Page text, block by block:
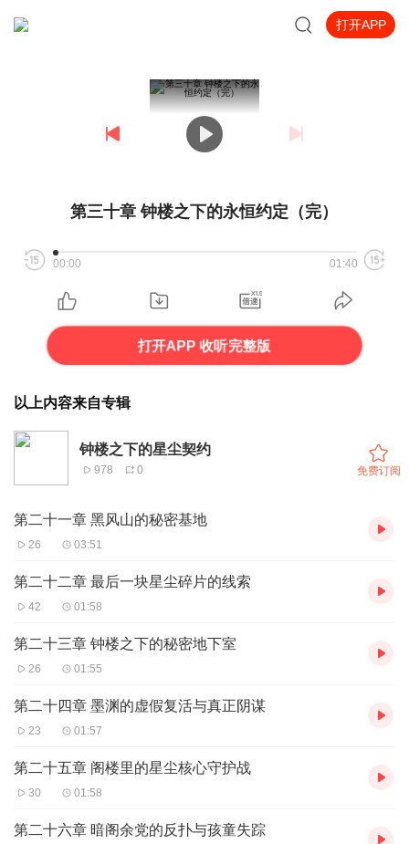
打开APP
第三十章 钟楼之下的永恒约定（完）
00:00 01:40
打开APP 收听完整版
以上内容来自专辑
钟楼之下的星尘契约
978 0 免费订阅
第二十一章 黑风山的秘密基地
26 03:51
第二十二章 最后一块星尘碎片的线索
42 01:58
第二十三章 钟楼之下的秘密地下室
26 01:55
第二十四章 墨渊的虚假复活与真正阴谋
23 01:57
第二十五章 阁楼里的星尘核心守护战
30 01:58
第二十六章 暗阁余党的反扑与孩童失踪